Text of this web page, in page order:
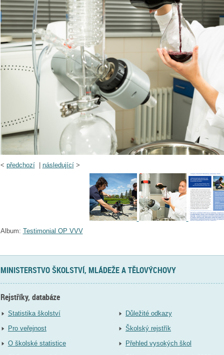
< předchozí| následující>
Album: Testimonial OP VVV
MINISTERSTVO ŠKOLSTVÍ, MLÁDEŽE A TĚLOVÝCHOVY
Rejstříky, databáze
Statistika školství
Pro veřejnost
O školské statistice
Důležité odkazy
Školský rejstřík
Přehled vysokých škol